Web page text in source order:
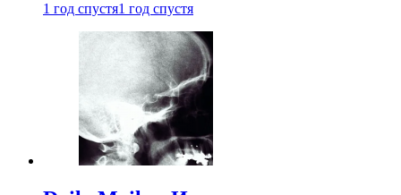
1 год спустя1 год спустя